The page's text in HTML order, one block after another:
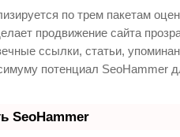
по трем пакетам
продвижение сайта
ссылки, статьи,
потенциал SeoHammer
SeoHammer